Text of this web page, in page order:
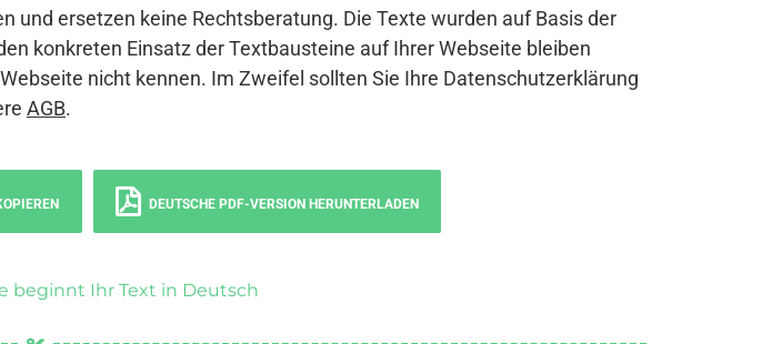
und ersetzen keine Rechtsberatung. Die Texte wurden auf Basis der
konkreten Einsatz der Textbausteine auf Ihrer Webseite bleiben
nicht kennen. Im Zweifel sollten Sie Ihre Datenschutzerklärung
AGB.
DEUTSCHE PDF-VERSION HERUNTERLADEN
beginnt Ihr Text in Deutsch